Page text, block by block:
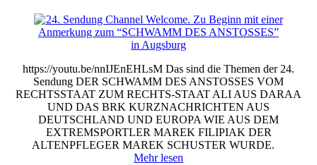
https://youtu.be/nnIJEnEHLsM Das sind die Themen der 24.
Sendung DER SCHWAMM DES ANSTOSSES VOM
RECHTSSTAAT ZUM RECHTS-STAAT ALI AUS DARAA
UND DAS BRK KURZNACHRICHTEN AUS
DEUTSCHLAND UND EUROPA WIE AUS DEM
EXTREMSPORTLER MAREK FILIPIAK DER
ALTENPFLEGER MAREK SCHUSTER WURDE.
Mehr lesen